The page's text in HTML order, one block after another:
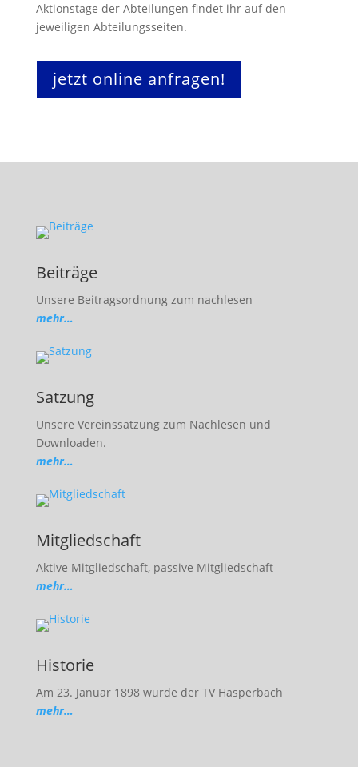
Aktionstage der Abteilungen findet ihr auf den
jeweiligen Abteilungsseiten.
jetzt online anfragen!
Beiträge
Unsere Beitragsordnung zum nachlesen
mehr…
Satzung
Unsere Vereinssatzung zum Nachlesen und
Downloaden.
mehr…
Mitgliedschaft
Aktive Mitgliedschaft, passive Mitgliedschaft
mehr…
Historie
Am 23. Januar 1898 wurde der TV Hasperbach
mehr…